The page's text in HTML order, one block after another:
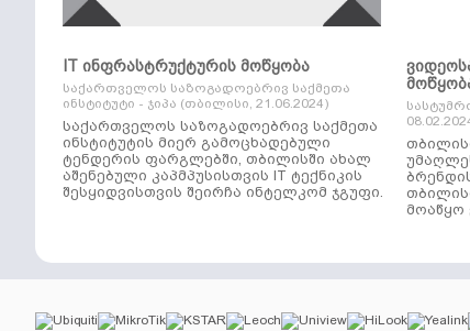
IT ინფრასტრუქტურის მოწყობა
საქართველოს საზოგადოებრივ საქმეთა
ინსტიტუტი - ჯიპა (თბილისი, 21.06.2024)
საქართველოს საზოგადოებრივ საქმეთა
ინსტიტუტის მიერ გამოცხადებული
ტენდერის ფარგლებში, თბილისში ახალ
აშენებული კაპმპუსისთვის IT ტექნიკის
შესყიდვისთვის შეირჩა ინტელკომ ჯგუფი.
მოაწყო